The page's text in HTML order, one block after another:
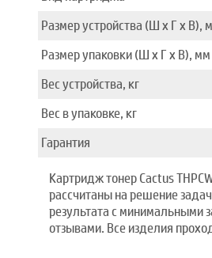
Размер устройства (Ш x Г x В),
Размер упаковки (Ш x Г x В), мм
Вес устройства, кг
Вес в упаковке, кг
Гарантия
Картридж тонер Cactus
рассчитаны на решение
результата с минимальными
отзывами. Все изделия